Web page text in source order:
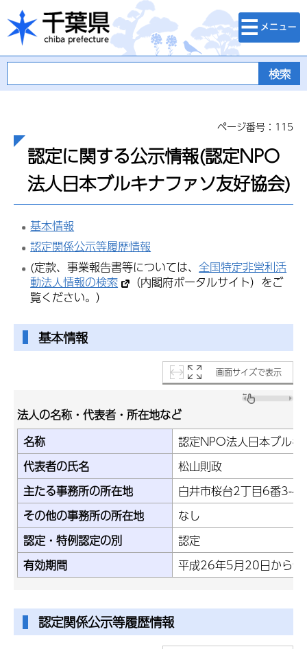
千葉県
検索・メニュ
ー
ページ番号：115
認定に関する公示情報(認定NPO
法人日本ブルキナファソ友好協会)
基本情報
認定関係公示等履歴情報
(定款、事業報告書等については、全国特定非営利活
動法人情報の検索
（内閣府ポータルサイト）をご
覧ください。）
基本情報
画面サイズで表示
法人の名称・代表者・所在地など
名称
認定NPO法人日本ブルキ
代表者の氏名
松山則政
主たる事務所の所在地
白井市桜台2丁目6番3-
その他の事務所の所在地
なし
認定・特例認定の別
認定
有効期間
平成26年5月20日から
認定関係公示等履歴情報